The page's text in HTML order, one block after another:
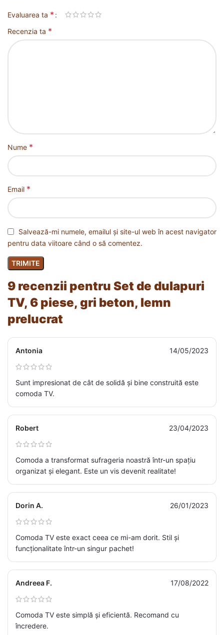
9 recenzii pentru Set de dulapuri
TV, 6 piese, gri beton, lemn
prelucrat
Antonia 14/05/2023
Sunt impresionat de cât de solidă și bine construită este
comoda TV.
Robert 23/04/2023
Comoda a transformat sufrageria noastră într-un spațiu
organizat și elegant. Este un vis devenit realitate!
Dorin A. 26/01/2023
Comoda TV este exact ceea ce mi-am dorit. Stil și
funcționalitate într-un singur pachet!
Andreea F. 17/08/2022
Comoda TV este simplă și eficientă. Recomand cu
încredere.
Evaluarea ta *
Recenzia ta *
Nume *
Email *
Salvează-mi numele, emailul și site-ul web în acest navigator
pentru data viitoare când o să comentez.